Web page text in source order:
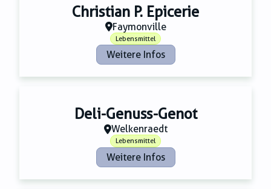
Christian P. Epicerie
Faymonville
Lebensmittel
Weitere Infos
Deli-Genuss-Genot
Welkenraedt
Lebensmittel
Weitere Infos